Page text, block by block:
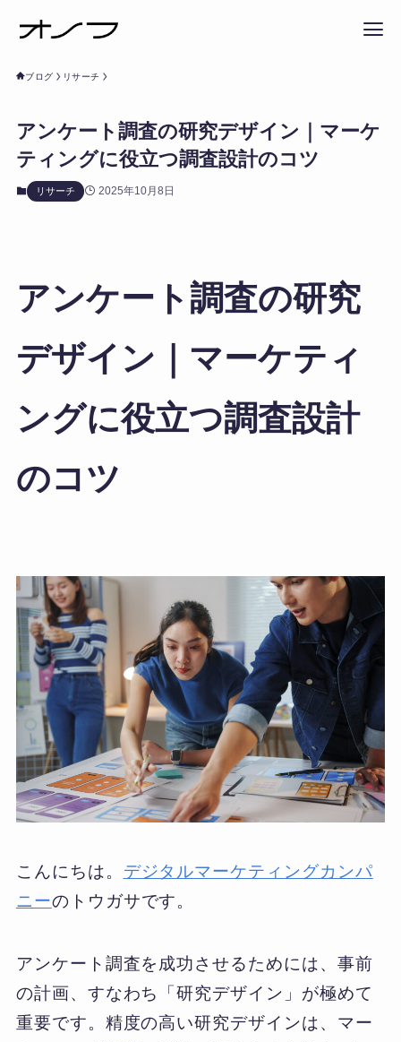
ブログ リサーチ
アンケート調査の研究デザイン｜マーケ
ティングに役立つ調査設計のコツ
リサーチ 2025年10月8日
アンケート調査の研究
デザイン｜マーケティ
ングに役立つ調査設計
のコツ
こんにちは。 デジタルマーケティングカンパ
ニーのトウガサです。
アンケート調査を成功させるためには、事前
の計画、すなわち「研究デザイン」が極めて
重要です。精度の高い研究デザインは、マー